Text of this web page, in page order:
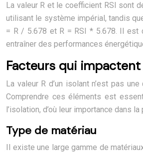
La valeur R et le coefficient RSI sont
utilisant le système impérial, tandis
= R / 5.678 et R = RSI * 5.678. Il est
entraîner des performances
Facteurs qui
La valeur R d’un isolant n’est pas
Comprendre ces éléments est
l’isolation, d’où leur importance dans
Type de matériau
Il existe une large gamme de